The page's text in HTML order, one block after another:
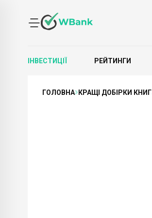
ІНВЕСТИЦІЇ РЕЙТИНГИ
ГОЛОВНА КРАЩІ ДОБІРКИ КНИГ